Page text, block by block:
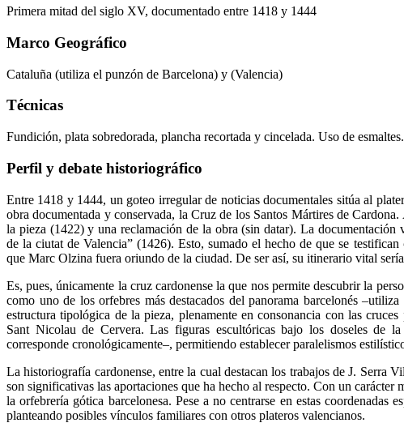
Primera mitad del siglo XV, documentado entre 1418 y 1444
Marco Geográfico
Cataluña (utiliza el punzón de Barcelona) y (Valencia)
Técnicas
Fundición, plata sobredorada, plancha recortada y cincelada. Uso de esmaltes.
Perfil y debate historiográfico
Entre 1418 y 1444, un goteo irregular de noticias documentales sitúa al
obra documentada y conservada, la Cruz de los Santos Mártires de
la pieza (1422) y una reclamación de la obra (sin datar). La
de la ciutat de Valencia” (1426). Esto, sumado el hecho de que se
que Marc Olzina fuera oriundo de la ciudad. De ser así, su itinerario vital
Es, pues, únicamente la cruz cardonense la que nos permite descubrir la
como uno de los orfebres más destacados del panorama barcelonés
estructura tipológica de la pieza, plenamente en consonancia con las
Sant Nicolau de Cervera. Las figuras escultóricas bajo los doseles de
corresponde cronológicamente–, permitiendo establecer paralelismos
La historiografía cardonense, entre la cual destacan los trabajos de J. Serra
son significativas las aportaciones que ha hecho al respecto. Con un
la orfebrería gótica barcelonesa. Pese a no centrarse en estas
planteando posibles vínculos familiares con otros plateros valencianos.